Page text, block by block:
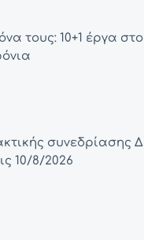
τους: 10+1 έργα
συνεδρίασης
10/8/2026